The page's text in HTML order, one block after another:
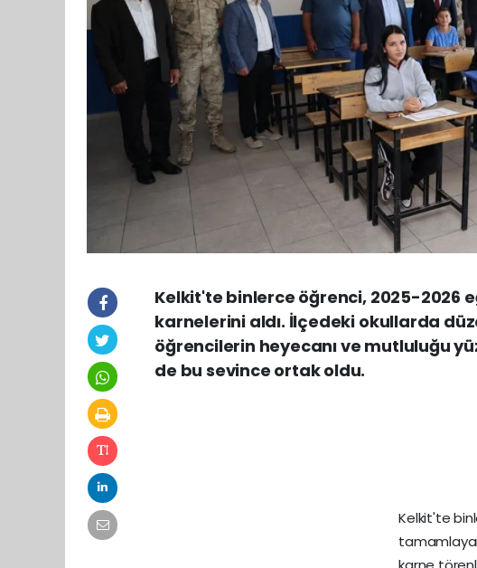
Kelkit'te binlerce öğrenci, 2025-2026
karnelerini aldı. İlçedeki okullarda
öğrencilerin heyecanı ve mutluluğu
de bu sevince ortak oldu.
Kelkit'te